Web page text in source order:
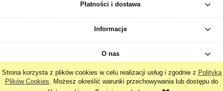
Strona korzysta z plików cookies w celu realizacji usług i zgodnie z Polityką
Plików Cookies. Możesz określić warunki przechowywania lub dostępu do
Płatności i dostawa
Informacje
O nas
pokaż pełną wersję strony